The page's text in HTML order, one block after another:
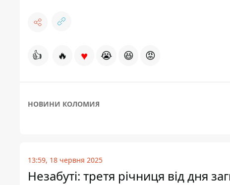
👍 🔥 ♥ 😭 😆 😡
НОВИНИ КОЛОМИЯ
13:59, 18 червня 2025
Незабуті: третя річниця від дня